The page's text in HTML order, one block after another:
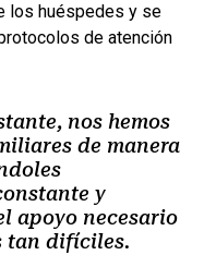
los huéspedes y se
de atención
nos hemos
de manera
y
apoyo necesario
tan difíciles.